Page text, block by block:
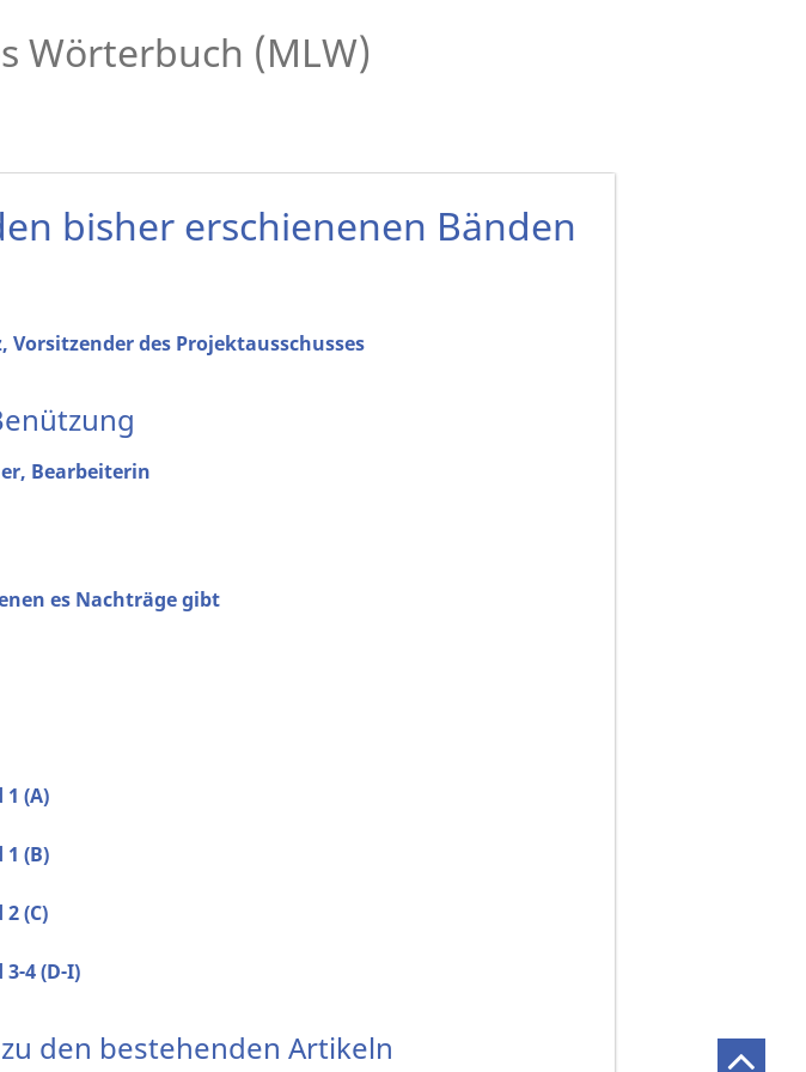
Wörterbuch (MLW)
bisher erschienenen Bänden
Vorsitzender des Projektausschusses
Bearbeiterin
es Nachträge gibt
(A)
(B)
(C)
4 (D-I)
den bestehenden Artikeln